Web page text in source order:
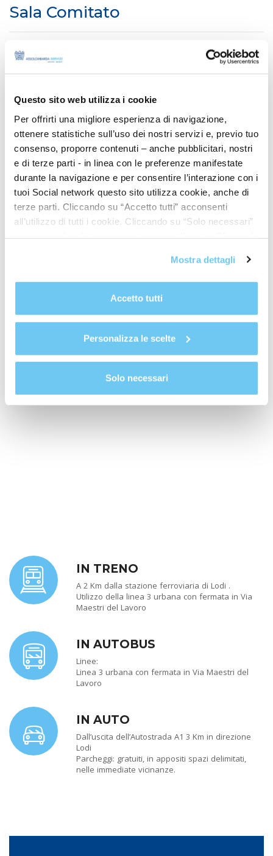
Questo sito web utilizza i cookie
Per offrirti una migliore esperienza di navigazione,
ottenere statistiche sull’uso dei nostri servizi e, previo tuo
consenso, proporre contenuti – anche pubblicitari, nostri
e di terze parti - in linea con le preferenze manifestate
durante la navigazione e per consentire l’interazione con i
tuoi Social network questo sito utilizza cookie, anche di
terze parti. Cliccando su “Accetto tutti” acconsenti
all’utilizzo di tutti i cookie. Cliccando su “Solo necessari”
propria volontà in relazione a ciascuna categoria di
cookie del sito. Per ulteriori informazioni consulta la
Mostra dettagli
Accetto tutti
Personalizza le scelte
Solo necessari
Sala Comitato
CARATTERISTICHE
COME RAGGIUNGERCI
IN TRENO
A 2 Km dalla stazione ferroviaria di Lodi .
Utilizzo della linea 3 urbana con fermata in Via
Maestri del Lavoro
IN AUTOBUS
Linee:
Linea 3 urbana con fermata in Via Maestri del
Lavoro
IN AUTO
Dall’uscita dell’Autostrada A1 3 Km in direzione
Lodi
Parcheggi: gratuiti, in appositi spazi delimitati,
nelle immediate vicinanze.